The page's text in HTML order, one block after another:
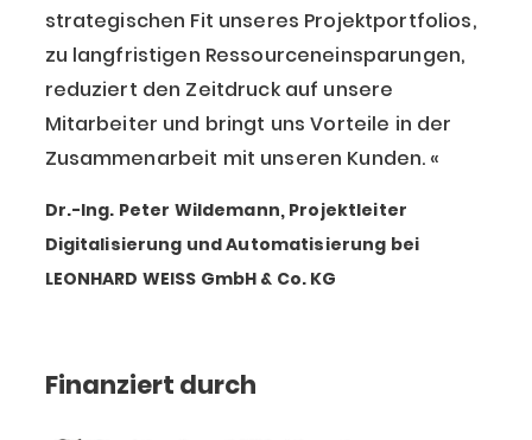
strategischen Fit unseres Projektportfolios,
zu langfristigen Ressourceneinsparungen,
reduziert den Zeitdruck auf unsere
Mitarbeiter und bringt uns Vorteile in der
Zusammenarbeit mit unseren Kunden.
Dr.-Ing. Peter Wildemann, Projektleiter
Digitalisierung und Automatisierung bei
LEONHARD WEISS GmbH & Co. KG
Finanziert durch